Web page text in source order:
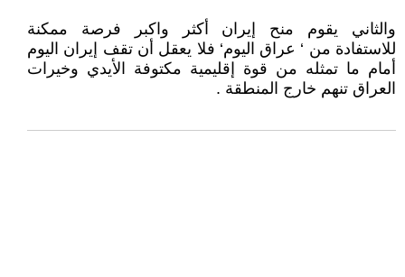
والثاني يقوم منح إيران أكثر واكبر فرصة ممكنة
للاستفادة من ‘ عراق اليوم‘ فلا يعقل أن تقف إيران اليوم
أمام ما تمثله من قوة إقليمية مكتوفة الأيدي وخيرات
العراق تنهم خارج المنطقة .